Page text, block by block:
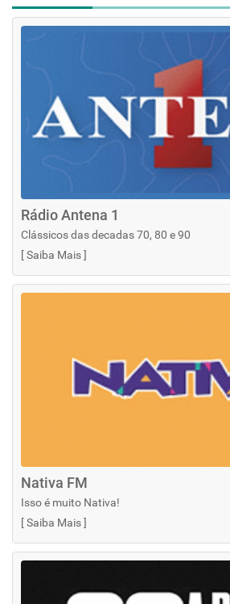
Rádio Antena 1
Clássicos das decadas 70, 80 e 90
[Saiba Mais]
Nativa FM
Isso é muito Nativa!
[Saiba Mais]